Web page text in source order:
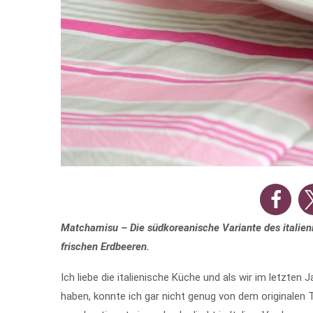
Matchamisu – Die südkoreanische Variante des
frischen Erdbeeren.
Ich liebe die italienische Küche und als wir im letzten
haben, konnte ich gar nicht genug von dem